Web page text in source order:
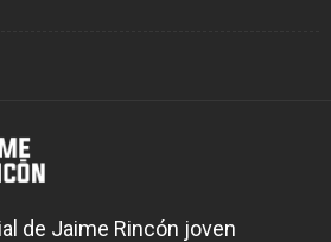
de Jaime Rincón joven